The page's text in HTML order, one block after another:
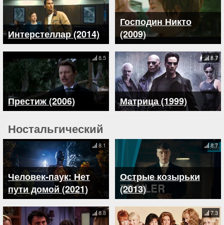
Интерстеллар (2014)
Господин Никто
(2009)
Престиж (2006)
8.5
Матрица (1999)
8.7
Ностальгический
Человек-паук: Нет
пути домой (2021)
8.1
Острые козырьки
(2013)
8.7
8.8 7.3